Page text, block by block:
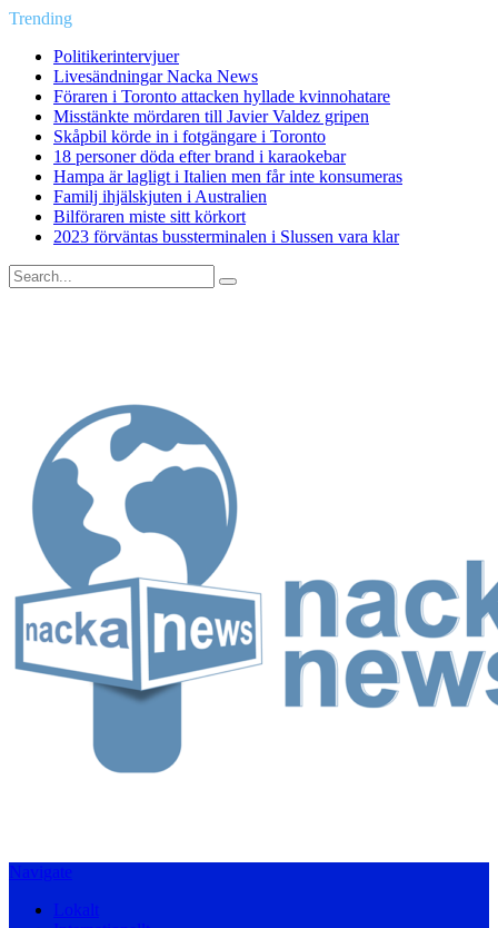
Trending
Politikerintervjuer
Livesändningar Nacka News
Föraren i Toronto attacken hyllade kvinnohatare
Misstänkte mördaren till Javier Valdez gripen
Skåpbil körde in i fotgängare i Toronto
18 personer döda efter brand i karaokebar
Hampa är lagligt i Italien men får inte konsumeras
Familj ihjälskjuten i Australien
Bilföraren miste sitt körkort
2023 förväntas bussterminalen i Slussen vara klar
Navigate
Lokalt